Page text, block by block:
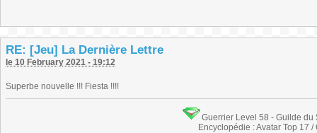
RE: [Jeu] La Dernière Lettre
le 10 February 2021 - 19:12
Superbe nouvelle !!! Fiesta !!!!
Guerrier Level 58 - Guilde
Encyclopédie : Avatar Top 17 /